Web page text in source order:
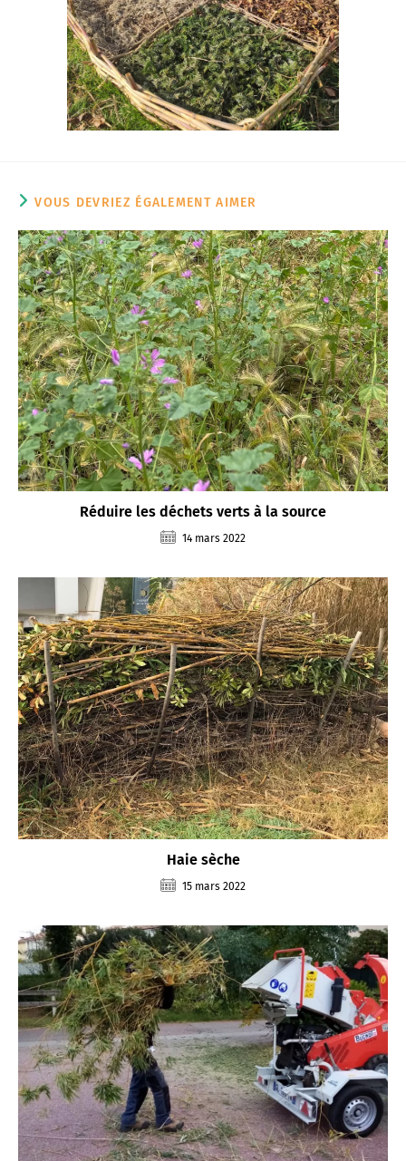
VOUS DEVRIEZ ÉGALEMENT AIMER
Réduire les déchets verts à la source
14 mars 2022
Haie sèche
15 mars 2022